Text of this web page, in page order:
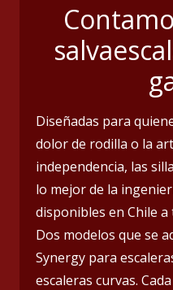
Diseñadas para
dolor de rodilla o la
independencia, las
lo mejor de la
disponibles en Chile a
Dos modelos que se
Synergy para
escaleras curvas.